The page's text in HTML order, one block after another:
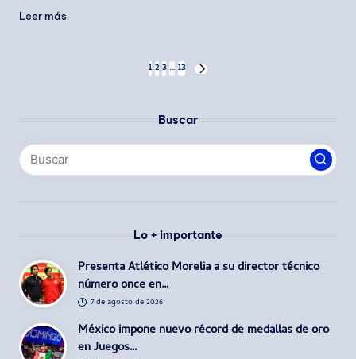
Leer más
Paginación
entradas
1 2 3 … 13
SIGUIENTE
Buscar
Lo + importante
Presenta Atlético Morelia a su director técnico
número once en…
7 de agosto de 2026
México impone nuevo récord de medallas de oro
en Juegos…